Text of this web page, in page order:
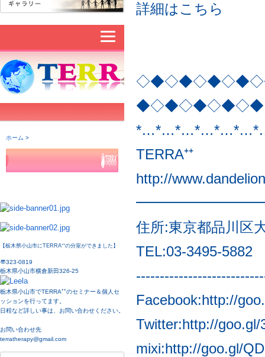
詳細はこちら
◆◇◆◇◆◇◆◇◆
TERRA⁺⁺
http://
住所:東京都品川区
TEL:03-3495-5882
Facebook:http://
Twitter:http://goo.gl/
mixi:http://goo.gl/
【栃木県小山市にTERRA⁺⁺の分室ができました】
〠323-0819
栃木県小山市横倉新田326-25
栃木県小山市でTERRA⁺⁺のセミナー＆個人セ
ッションを行ってます。
日程など詳しい事は、お問い合わせください。
お問い合わせ先
terratherapy@gmail.com